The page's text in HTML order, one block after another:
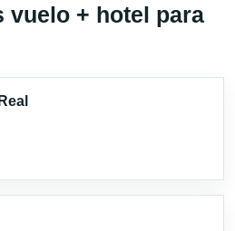
vuelo + hotel para